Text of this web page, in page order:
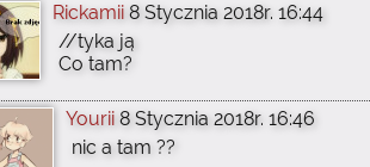
Rickamii 8 Stycznia 2018r. 16:44
//tyka ją
Co tam?
Yourii 8 Stycznia 2018r. 16:46
nic a tam ??